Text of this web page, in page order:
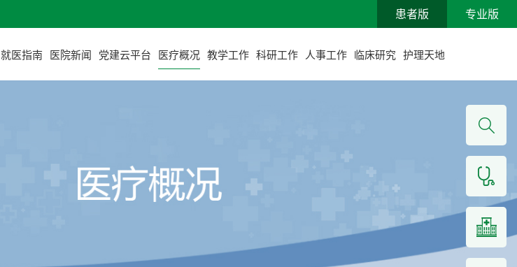
专业版
患者版
就医指南 医院新闻 党建云平台 医疗概况 教学工作 科研工作 人事工作 临床研究 护理天地